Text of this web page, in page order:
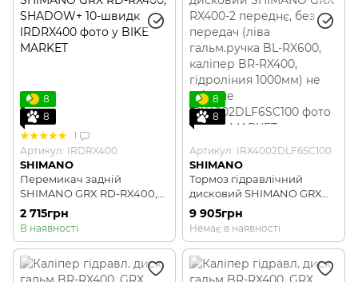
8
8
1
Артикул: IRDRX400
SHIMANO
Перемикач задній
SHIMANO GRX RD-RX400,
SHADOW+ 10-швидк
2 715грн
В наявності
8
8
Артикул: IRX4002DLF6SC100
SHIMANO
Тормоз гідравлічний
дисковий SHIMANO GRX
RX400-2 переднє, без
передач (ліва гальм.ручка
BL-RX600, каліпер BR-
RX400, гідроліния 1000мм)
не зібране
9 905грн
Немає в наявності